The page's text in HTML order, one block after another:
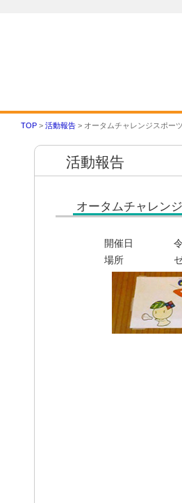
TOP > 活動報告 > オータムチャレンジスポー
活動報告
オータムチャレン
開催日
場所